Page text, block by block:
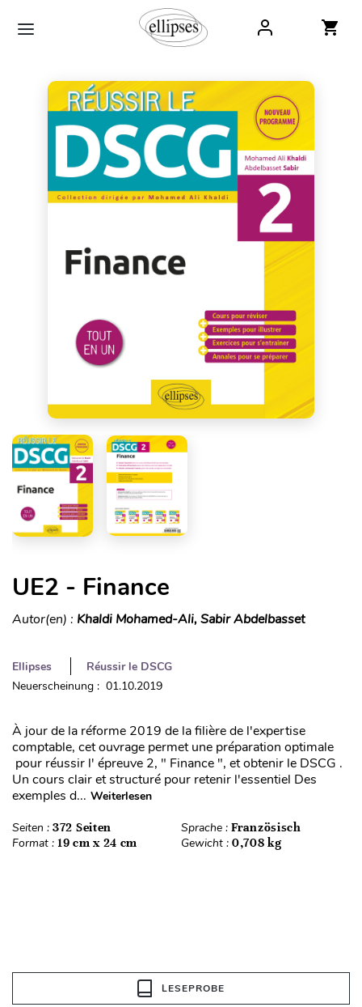
UE2 - Finance
Autor(en) : Khaldi Mohamed-Ali, Sabir Abdelbasset
Ellipses
Réussir le DSCG
Neuerscheinung : 01.10.2019
À jour de la réforme 2019 de la filière de l'expertise
comptable, cet ouvrage permet une préparation optimale
pour réussir l' épreuve 2, " Finance ", et obtenir le DSCG .
Un cours clair et structuré pour retenir l'essentiel Des
exemples d... Weiterlesen
Seiten : 372 Seiten Sprache : Französisch
Format : 19 cm x 24 cm Gewicht : 0,708 kg
LESEPROBE